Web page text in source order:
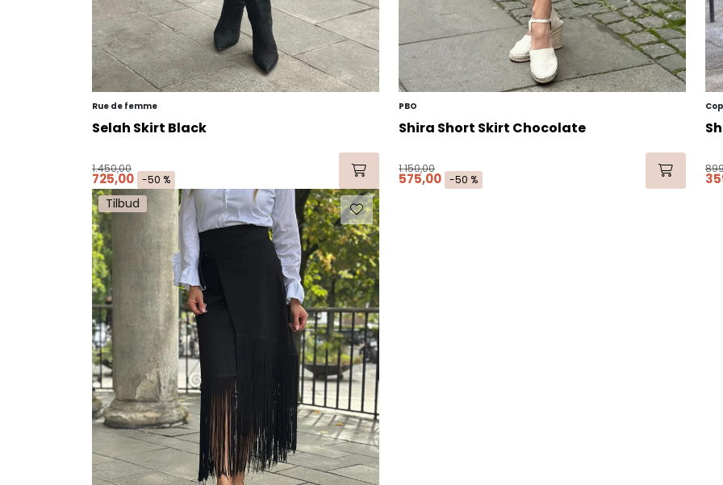
Rue de femme
Selah Skirt Black
1.450,00
725,00 -50 %
PBO
Shira Short Skirt Chocolate
1.150,00
575,00 -50 %
Tilbud